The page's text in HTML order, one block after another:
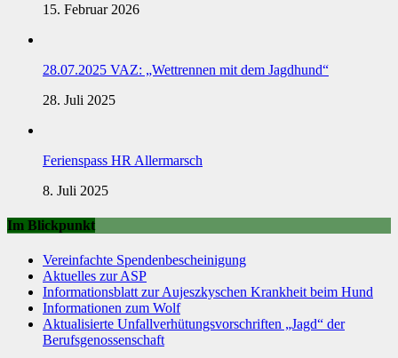
15. Februar 2026
28.07.2025 VAZ: „Wettrennen mit dem Jagdhund“
28. Juli 2025
Ferienspass HR Allermarsch
8. Juli 2025
Im Blickpunkt
Vereinfachte Spendenbescheinigung
Aktuelles zur ASP
Informationsblatt zur Aujeszkyschen Krankheit beim Hund
Informationen zum Wolf
Aktualisierte Unfallverhütungsvorschriften „Jagd“ der
Berufsgenossenschaft